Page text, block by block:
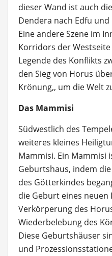
dieser Wand ist auch
Dendera nach Edfu
Eine andere Szene im
Korridors der
Legende des Konflikts
den Sieg von Horus
Krönung,, um die Welt
Das Mammisi
Südwestlich des
weiteres kleines
Mammisi. Ein Mammisi
Geburtshaus, indem
des Götterkindes
die Geburt eines neuen
Verkörperung des
Wiederbelebung des
Diese Geburtshäuser
und